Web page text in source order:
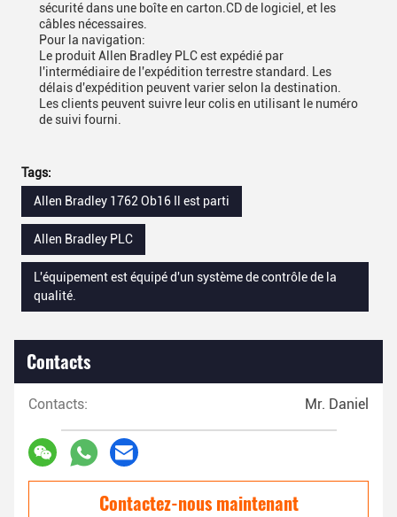
sécurité dans une boîte en carton.CD de logiciel, et les
câbles nécessaires.
Pour la navigation:
Le produit Allen Bradley PLC est expédié par
l'intermédiaire de l'expédition terrestre standard. Les
délais d'expédition peuvent varier selon la destination.
Les clients peuvent suivre leur colis en utilisant le numéro
de suivi fourni.
Tags:
Allen Bradley 1762 Ob16 Il est parti
Allen Bradley PLC
L'équipement est équipé d'un système de contrôle de la
qualité.
Contacts
Contacts: Mr. Daniel
Contactez-nous maintenant